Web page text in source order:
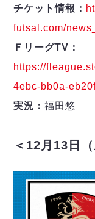
チケット情報：
futsal.com/
ＦリーグTV：
https://
4ebc-bb0a-
実況：福田悠
＜12月13日